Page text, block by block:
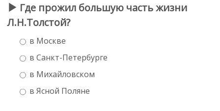
Где прожил большую часть жизни
Л.Н.Толстой?
в Москве
в Санкт-Петербурге
в Михайловском
в Ясной Поляне